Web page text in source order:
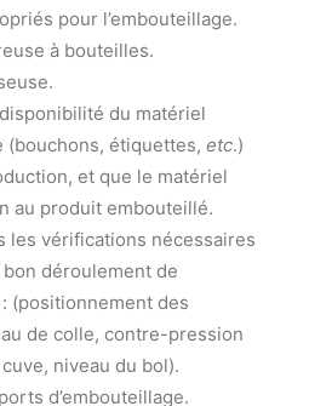
pour l’embouteillage.
à bouteilles.
disponibilité du matériel
(bouchons, étiquettes, etc.)
et que le matériel
au produit embouteillé.
les vérifications nécessaires
déroulement de
: (positionnement des
de colle, contre-pression
niveau du bol).
d’embouteillage.